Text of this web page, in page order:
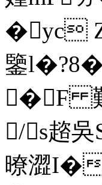
� yc
鑒
�F
/s趦
暸澀I�